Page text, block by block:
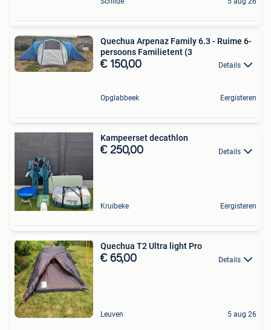
Quechua Arpenaz Family 6.3 - Ruime 6-
persoons Familietent (3
€ 150,00 Details
Opglabbeek Eergisteren
Kampeerset decathlon
€ 250,00 Details
Kruibeke Eergisteren
Quechua T2 Ultra light Pro
€ 65,00 Details
Leuven 5 aug 26